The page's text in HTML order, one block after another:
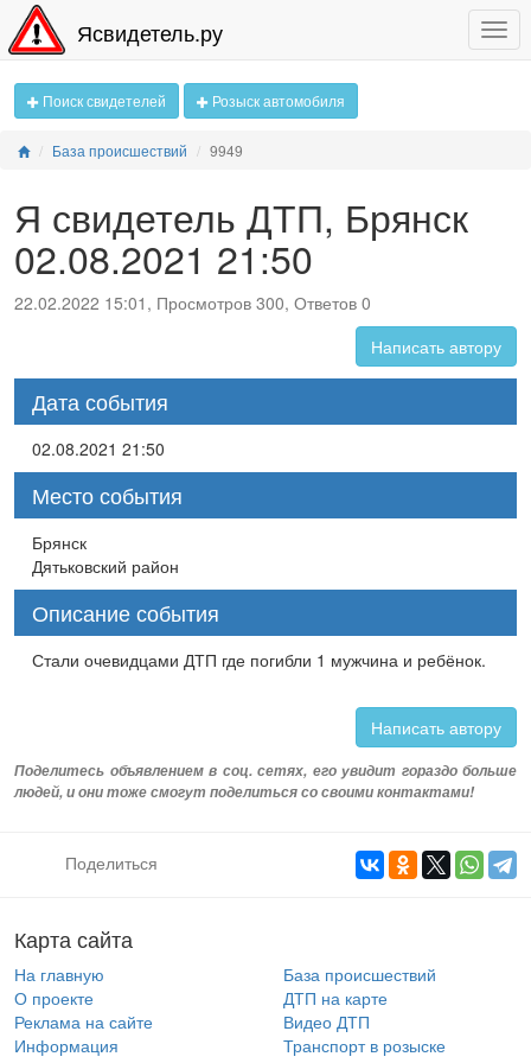
Ясвидетель.ру
Поиск свидетелей Розыск автомобиля
База происшествий 9949
Я свидетель ДТП, Брянск
02.08.2021 21:50
22.02.2022 15:01, Просмотров 300, Ответов 0
Написать автору
Дата события
02.08.2021 21:50
Место события
Брянск
Дятьковский район
Описание события
Стали очевидцами ДТП где погибли 1 мужчина и ребёнок.
Написать автору
Поделитесь объявлением в соц. сетях, его увидит гораздо больше
людей, и они тоже смогут поделиться со своими контактами!
Поделиться
Карта сайта
На главную
О проекте
Реклама на сайте
Информация
База происшествий
ДТП на карте
Видео ДТП
Транспорт в розыске